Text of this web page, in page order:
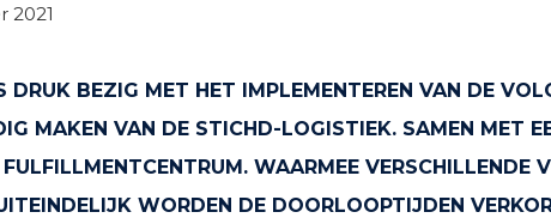
2021
DRUK BEZIG MET HET IMPLEMENTEREN VAN DE
MAKEN VAN DE STICHD-LOGISTIEK. SAMEN MET
WAARMEE VERSCHILLENDE
WORDEN DE DOORLOOPTIJDEN